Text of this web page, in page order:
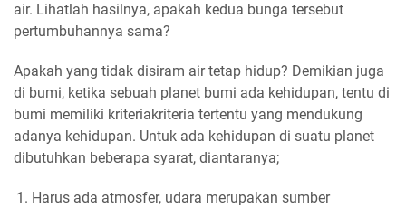
air. Lihatlah hasilnya, apakah kedua bunga tersebut
pertumbuhannya sama?
Apakah yang tidak disiram air tetap hidup? Demikian juga
di bumi, ketika sebuah planet bumi ada kehidupan, tentu di
bumi memiliki kriteriakriteria tertentu yang mendukung
adanya kehidupan. Untuk ada kehidupan di suatu planet
dibutuhkan beberapa syarat, diantaranya;
Harus ada atmosfer, udara merupakan sumber